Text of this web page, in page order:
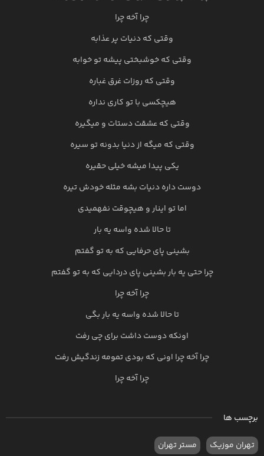
چرا آخه چرا
وقتی که دنیات پر عذابه
وقتی که خوشبختی پیشه تو خوابه
وقتی که روزات غرق غباره
هیچکسی با تو کاری نداره
وقتی که عشقت دستات و میگیره
وقتی که میگه از دنیا بدونه تو سیره
یکی پیدا میشه خیلی حقیره
دوست داره دنیات بشه مثله خودش تیره
اما تو اینار و هیچوقت نفهمیدی
تا حالا شده واسه یه بار
بشینی پای حرفایی که به تو گفتم
چرا حتی یه بار بشینی پای دردایی که به تو گفتم
چرا آخه چرا
تا حالا شده واسه یه بار بگی
اونکه دوست داشت برای چی رفت
چرا آخه چرا اونی که بودی تمومه زندگیش رفت
چرا آخه چرا
برچسب ها
تهران موزیک مستر تهران